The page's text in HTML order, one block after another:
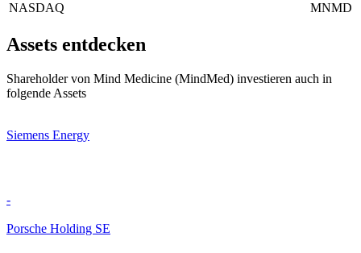
NASDAQ
MNMD
Assets entdecken
Shareholder von Mind Medicine (MindMed) investieren auch in
folgende Assets
Siemens Energy
-
Porsche Holding SE